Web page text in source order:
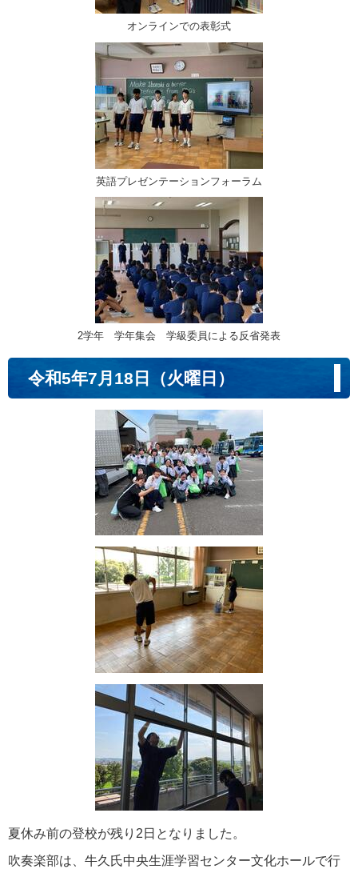
オンラインでの表彰式
英語プレゼンテーションフォーラム
2学年 学年集会 学級委員による反省発表
令和5年7月18日（火曜日）
夏休み前の登校が残り2日となりました。
吹奏楽部は、牛久氏中央生涯学習センター文化ホールで行